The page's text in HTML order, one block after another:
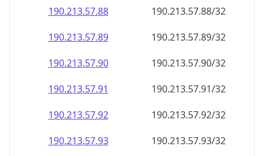
190.213.57.88
190.213.57.88/32
190.213.57.89
190.213.57.89/32
190.213.57.90
190.213.57.90/32
190.213.57.91
190.213.57.91/32
190.213.57.92
190.213.57.92/32
190.213.57.93
190.213.57.93/32